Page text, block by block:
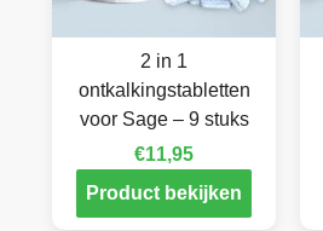
2 in 1
ontkalkingstabletten
voor Sage – 9 stuks
€11,95
Product bekijken